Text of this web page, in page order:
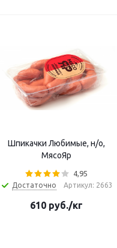
Шпикачки Любимые, н/о,
МясоЯр
4,95
Достаточно Артикул: 2663
610руб./кг